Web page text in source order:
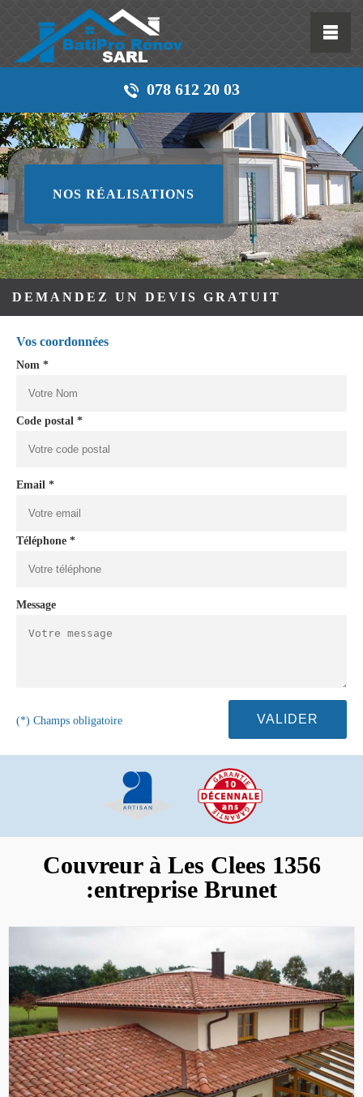
078 612 20 03
NOS RÉALISATIONS
DEMANDEZ UN DEVIS GRATUIT
Vos coordonnées
Nom *
Code postal *
Email *
Téléphone *
Message
(*) Champs obligatoire
Couvreur à Les Clees 1356
:entreprise Brunet